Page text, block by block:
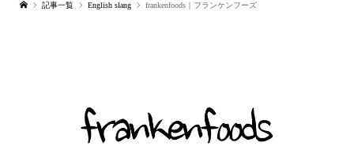
記事一覧 English slang frankenfoods｜フランケンフーズ